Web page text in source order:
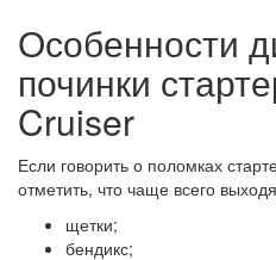
Особенности
починки
Cruiser
Если говорить о поломках
отметить, что чаще всего
щетки;
бендикс;